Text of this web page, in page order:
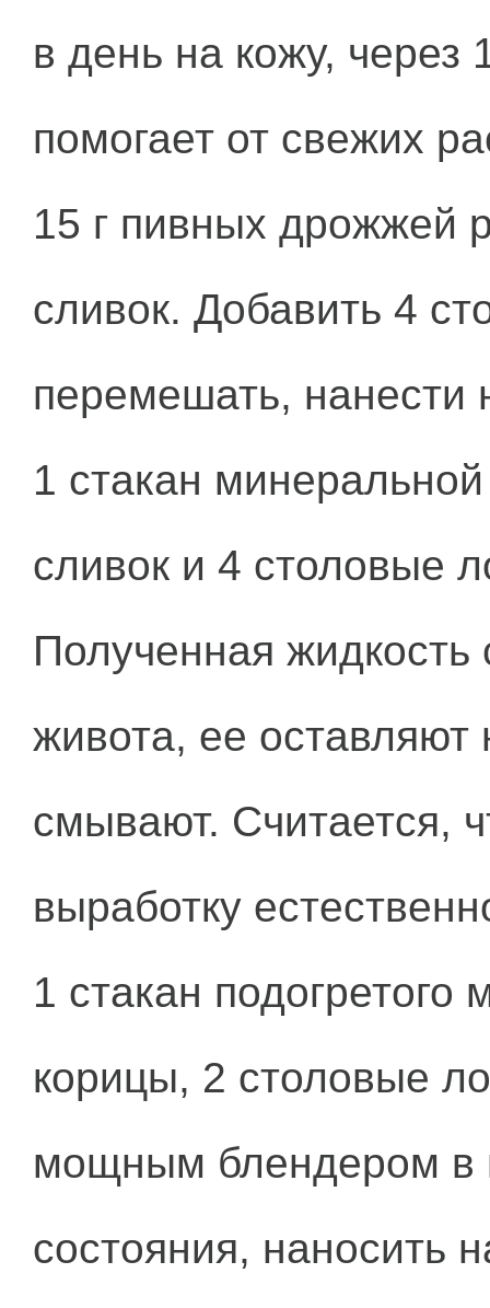
в день на кожу,
помогает от свежих
15 г пивных дрожжей
сливок. Добавить 4
перемешать, нанести
1 стакан
сливок и 4 столовые
Полученная
живота, ее оставляют
смывают. Считается,
выработку
1 стакан
корицы, 2 столовые
мощным блендером в
состояния, наносить